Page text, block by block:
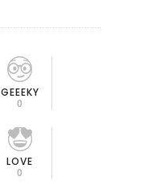
GEEEKY
0
LOVE
0